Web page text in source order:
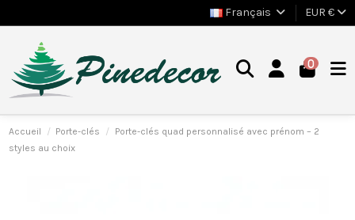
Français EUR €
0
Accueil Porte-clés
Porte-clés quad personnalisé avec prénom – 2
styles au choix